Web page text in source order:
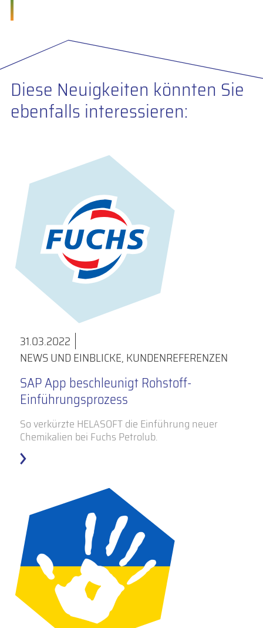
Diese Neuigkeiten könnten Sie
ebenfalls interessieren:
31.03.2022
NEWS UND EINBLICKE, KUNDENREFERENZEN
SAP App beschleunigt Rohstoff-
Einführungsprozess
So verkürzte HELASOFT die Einführung neuer
Chemikalien bei Fuchs Petrolub.